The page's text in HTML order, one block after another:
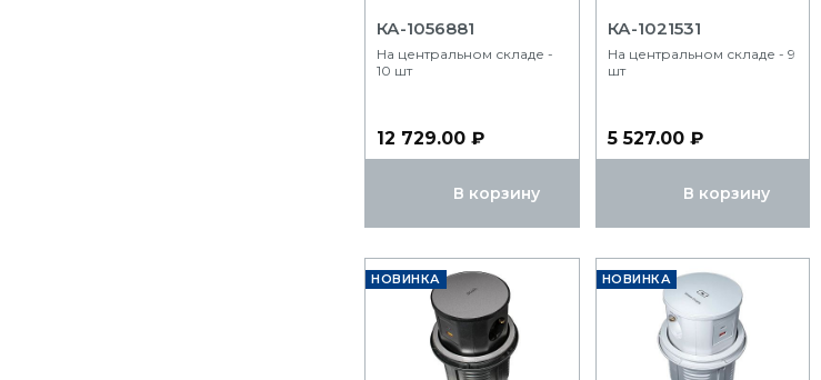
КА-1056881
На центральном складе -
10 шт
12 729.00 ₽
В корзину
КА-1021531
На центральном складе - 9
шт
5 527.00 ₽
В корзину
НОВИНКА НОВИНКА